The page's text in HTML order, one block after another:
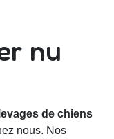
nu
de chiens
nous. Nos